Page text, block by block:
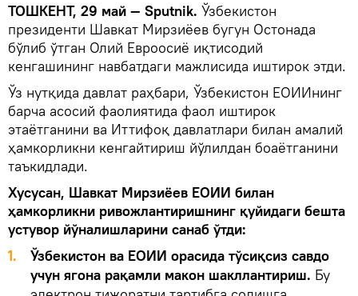
ТОШКЕНТ, 29 май — Sputnik. Ўзбекистон
президенти Шавкат Мирзиёев бугун Остонада
бўлиб ўтган Олий Евроосиё иқтисодий
кенгашининг навбатдаги мажлисида иштирок этди.
Ўз нутқида давлат раҳбари, Ўзбекистон ЕОИИнинг
барча асосий фаолиятида фаол иштирок
этаётганини ва Иттифоқ давлатлари билан амалий
ҳамкорликни кенгайтириш йўлилдан боаётганини
таъкидлади.
Хусусан, Шавкат Мирзиёев ЕОИИ билан
ҳамкорликни ривожлантиришнинг қуйидаги бешта
устувор йўналишларини санаб ўтди:
1.
Ўзбекистон ва ЕОИИ орасида тўсиқсиз савдо
учун ягона рақамли макон шакллантириш. Бу